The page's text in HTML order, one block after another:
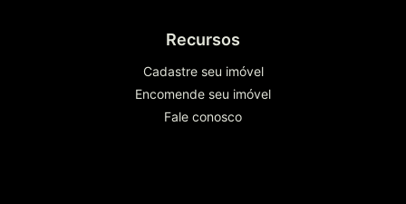
Recursos
Cadastre seu imóvel
Encomende seu imóvel
Fale conosco